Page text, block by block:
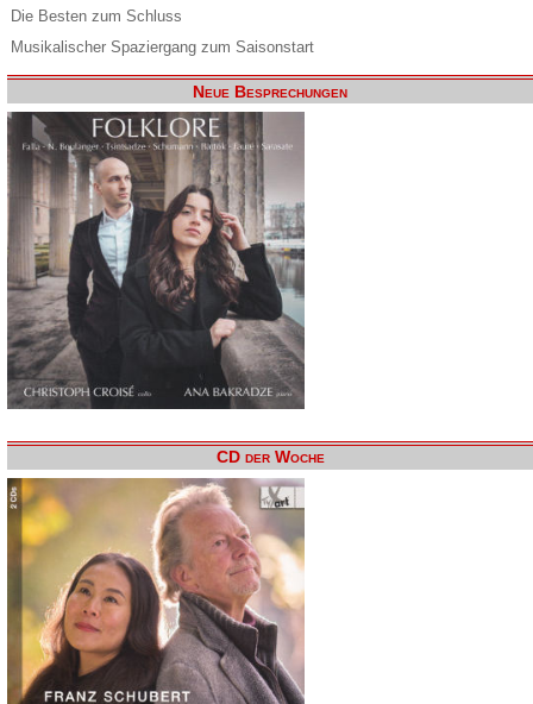
Die Besten zum Schluss
Musikalischer Spaziergang zum Saisonstart
Neue Besprechungen
CD der Woche